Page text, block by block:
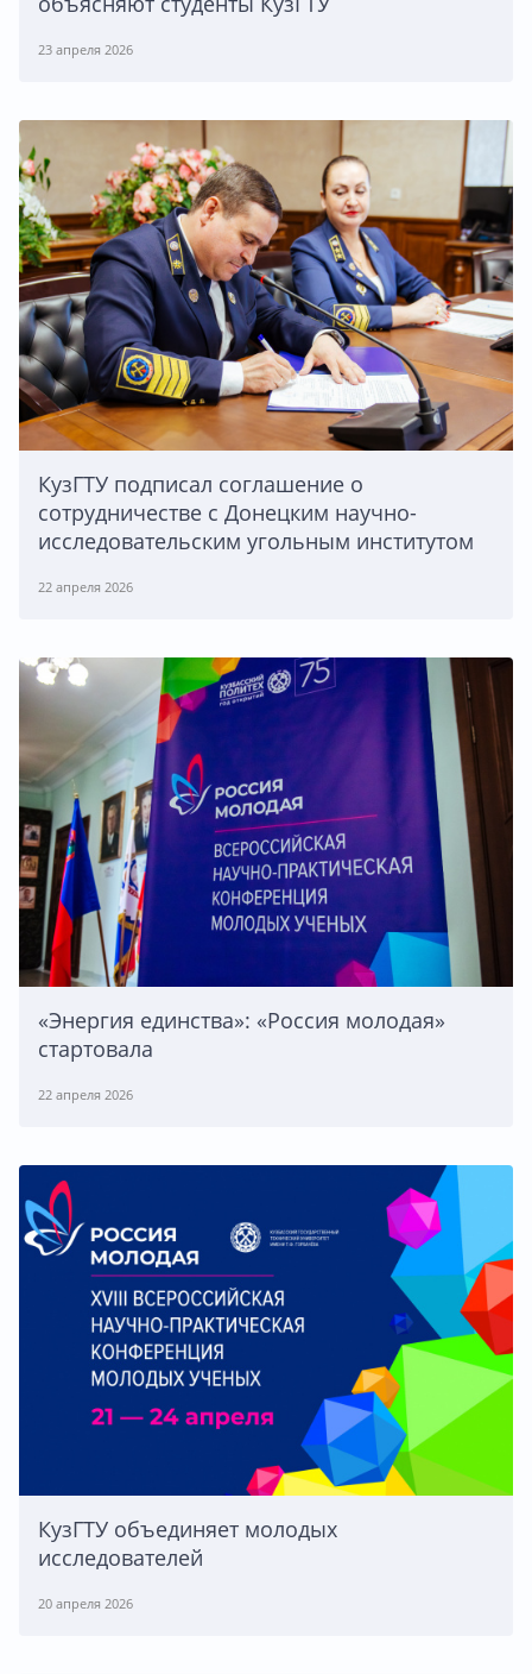
23 апреля 2026
КузГТУ подписал соглашение о
сотрудничестве с Донецким научно-
исследовательским угольным институтом
22 апреля 2026
«Энергия единства»: «Россия молодая»
стартовала
22 апреля 2026
КузГТУ объединяет молодых
исследователей
20 апреля 2026